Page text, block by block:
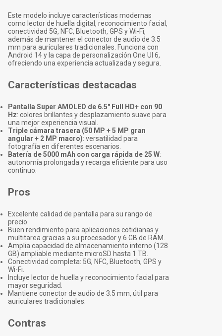
Este modelo incluye características modernas
como lector de huella digital, reconocimiento facial,
conectividad 5G, NFC, Bluetooth, GPS y Wi-Fi,
además de mantener el conector de audio de 3.5
mm para auriculares tradicionales. Funciona con
Android 14 y la capa de personalización One UI 6,
ofreciendo una experiencia actualizada y segura.
Características destacadas
Pantalla Super AMOLED de 6.5" Full HD+ con 90
Hz: colores brillantes y desplazamiento suave para
una mejor experiencia visual.
Triple cámara trasera (50 MP + 5 MP gran
angular + 2 MP macro): versatilidad para
fotografía en diferentes escenarios.
Batería de 5000 mAh con carga rápida de 25 W:
autonomía prolongada y recarga eficiente para uso
continuo.
Pros
Excelente calidad de pantalla para su rango de
precio.
Buen rendimiento para aplicaciones cotidianas y
multitarea gracias a su procesador y 6 GB de RAM.
Amplia capacidad de almacenamiento interno (128
GB) ampliable mediante microSD hasta 1 TB.
Conectividad completa: 5G, NFC, Bluetooth, GPS y
Wi-Fi.
Incluye lector de huella y reconocimiento facial para
mayor seguridad.
Mantiene conector de audio de 3.5 mm, útil para
auriculares tradicionales.
Contras